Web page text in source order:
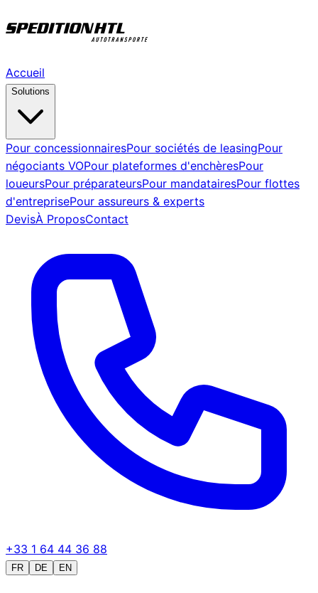
Accueil
Solutions
Pour concessionnairesPour sociétés de leasingPour
négociants VOPour plateformes d'enchèresPour
loueursPour préparateursPour mandatairesPour flottes
d'entreprisePour assureurs & experts
DevisÀ ProposContact
+33 1 64 44 36 88
FR DE EN